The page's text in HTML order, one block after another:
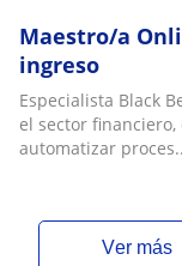
Maestro/a
ingreso
Especialista Black
el sector
automatizar
ver más